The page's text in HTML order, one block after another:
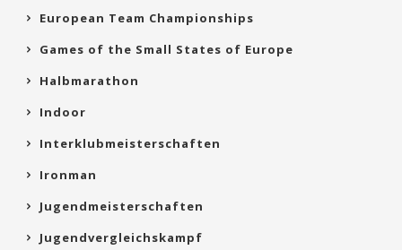
European Team Championships
Games of the Small States of Europe
Halbmarathon
Indoor
Interklubmeisterschaften
Ironman
Jugendmeisterschaften
Jugendvergleichskampf